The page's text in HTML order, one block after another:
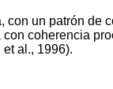
con un patrón de
coherencia
al., 1996).